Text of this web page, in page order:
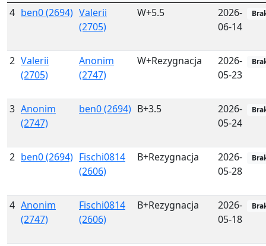
4 ben0 (2694) Valerii
(2705)
W+5.5
2026-
06-14
2 Valerii
(2705)
Anonim
(2747)
W+Rezygnacja
2026-
05-23
3 Anonim
(2747)
ben0 (2694) B+3.5
2026-
05-24
2 ben0 (2694) Fischi0814
(2606)
B+Rezygnacja
2026-
05-28
4 Anonim
(2747)
Fischi0814
(2606)
B+Rezygnacja
2026-
05-18